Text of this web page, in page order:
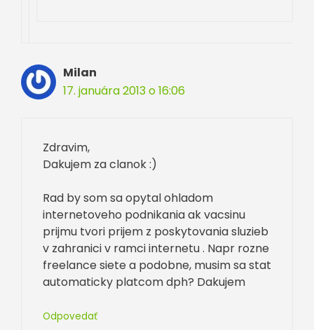
Milan
17. januára 2013 o 16:06
Zdravim,
Dakujem za clanok :)
Rad by som sa opytal ohladom
internetoveho podnikania ak vacsinu
prijmu tvori prijem z poskytovania sluzieb
v zahranici v ramci internetu . Napr rozne
freelance siete a podobne, musim sa stat
automaticky platcom dph? Dakujem
Odpovedať